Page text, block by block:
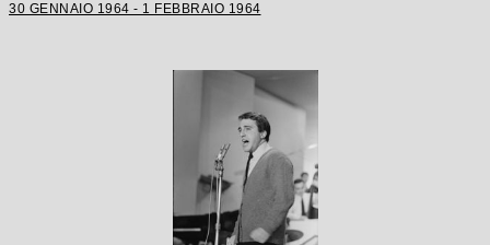
30 GENNAIO 1964 - 1 FEBBRAIO 1964